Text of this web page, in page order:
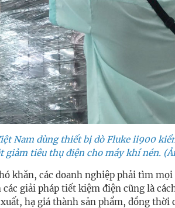
Nam dùng thiết bị dò Fluke ii900
giảm tiêu thụ điện cho máy khí nén.
khăn, các doanh nghiệp phải tìm
giải pháp tiết kiệm điện cũng là
hạ giá thành sản phẩm, đồng thời